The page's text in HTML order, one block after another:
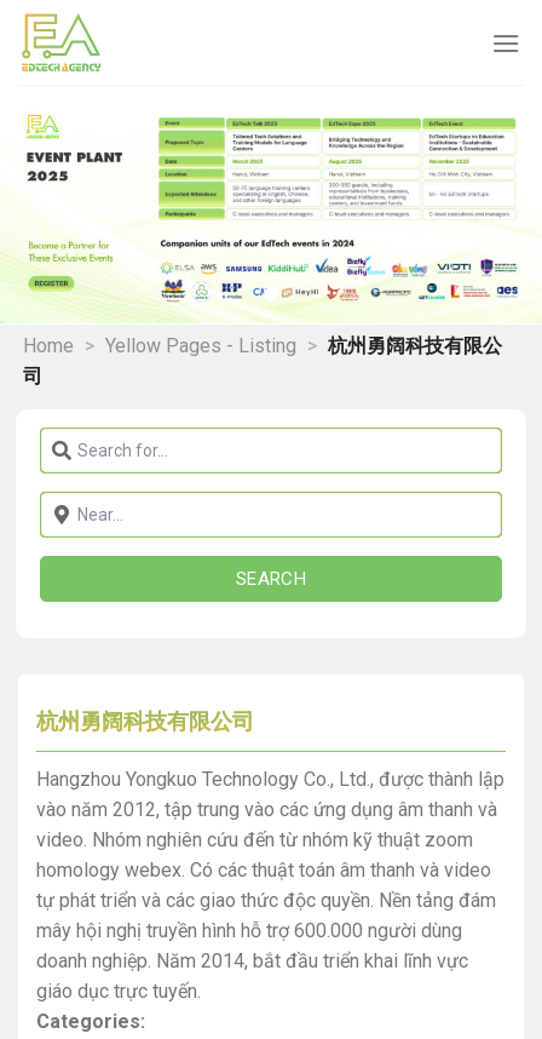
Skip
content
Home > Yellow Pages - Listing > 杭州勇阔科技有限公
司
SEARCH
杭州勇阔科技有限公司
Hangzhou Yongkuo Technology Co., Ltd., được thành lập
vào năm 2012, tập trung vào các ứng dụng âm thanh và
video. Nhóm nghiên cứu đến từ nhóm kỹ thuật zoom
homology webex. Có các thuật toán âm thanh và video
tự phát triển và các giao thức độc quyền. Nền tảng đám
mây hội nghị truyền hình hỗ trợ 600.000 người dùng
doanh nghiệp. Năm 2014, bắt đầu triển khai lĩnh vực
giáo dục trực tuyến.
Categories: